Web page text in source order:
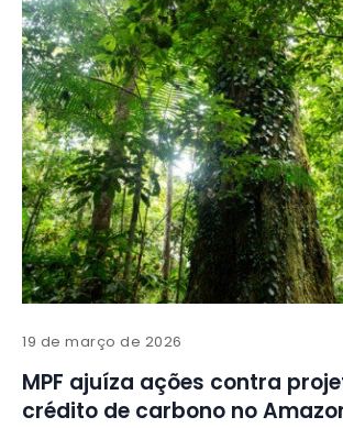
19 de março de 2026
MPF ajuíza ações contra
crédito de carbono no